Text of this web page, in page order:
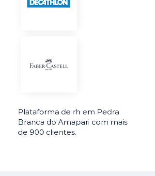
Plataforma de rh em Pedra
Branca do Amapari com mais
de 900 clientes.